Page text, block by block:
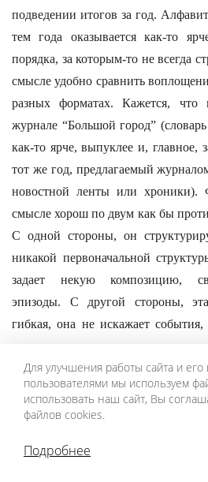
подведении итогов за год.
тем года оказывается как-то
порядка, за которым-то не всегда
смысле удобно сравнить
разных форматах. Кажется, что
журнале “Большой город”
как-то ярче, выпуклее и, главное,
тот же год, предлагаемый
новостной ленты или хроники).
смысле хорош по двум как бы
С одной стороны, он
никакой первоначальной
задает некую композицию,
эпизоды. С другой стороны, эта
гибкая, она не искажает события,
новые эпизоды, если это
Катя Метелица еще упоминала
отнести на счет индивидуальных
нужно сказать еще одну важную
хоть неврозом, хоть как. И это,
Для улучшения работы сайта и его
пользователями мы используем
использовать наш сайт, Вы
файлов cookies.
Подробнее